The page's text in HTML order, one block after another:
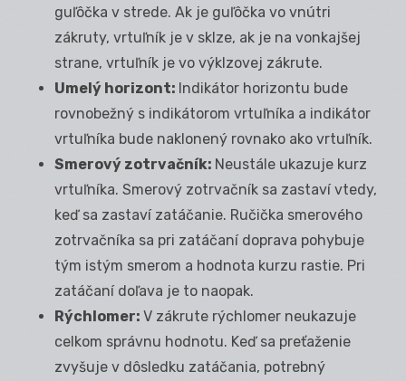
guľôčka v strede. Ak je guľôčka vo vnútri
zákruty, vrtuľník je v sklze, ak je na vonkajšej
strane, vrtuľník je vo výklzovej zákrute.
Umelý horizont: Indikátor horizontu bude
rovnobežný s indikátorom vrtuľníka a indikátor
vrtuľníka bude naklonený rovnako ako vrtuľník.
Smerový zotrvačník: Neustále ukazuje kurz
vrtuľníka. Smerový zotrvačník sa zastaví vtedy,
keď sa zastaví zatáčanie. Ručička smerového
zotrvačníka sa pri zatáčaní doprava pohybuje
tým istým smerom a hodnota kurzu rastie. Pri
zatáčaní doľava je to naopak.
Rýchlomer: V zákrute rýchlomer neukazuje
celkom správnu hodnotu. Keď sa preťaženie
zvyšuje v dôsledku zatáčania, potrebný